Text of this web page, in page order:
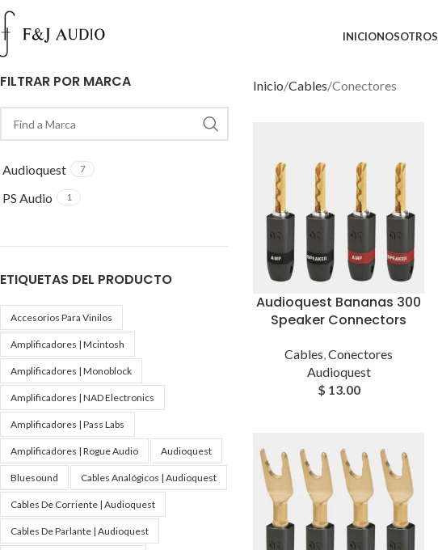
INICIONOSOTROS
FILTRAR POR MARCA
Audioquest 7
PS Audio 1
ETIQUETAS DEL PRODUCTO
Accesorios Para Vinilos
Amplificadores | Mcintosh
Amplificadores | Monoblock
Amplificadores | NAD Electronics
Amplificadores | Pass Labs
Amplificadores | Rogue Audio Audioquest
Bluesound Cables Analógicos | Audioquest
Cables De Corriente | Audioquest
Cables De Parlante | Audioquest
Inicio Cables Conectores
Audioquest Bananas 300
Speaker Connectors
Cables,Conectores
Audioquest
$ 13.00